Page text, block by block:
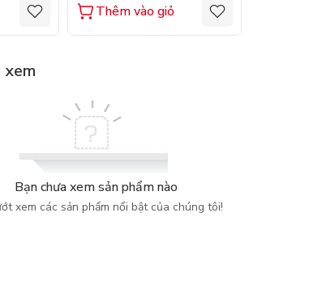
Thêm vào giỏ
xem
Bạn chưa xem sản phẩm nào
xem các sản phẩm nổi bật của chúng tôi!